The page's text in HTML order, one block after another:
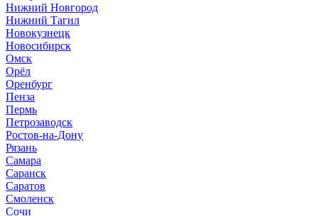
Нижний Новгород
Нижний Тагил
Новокузнецк
Новосибирск
Омск
Орёл
Оренбург
Пенза
Пермь
Петрозаводск
Ростов-на-Дону
Рязань
Самара
Саранск
Саратов
Смоленск
Сочи